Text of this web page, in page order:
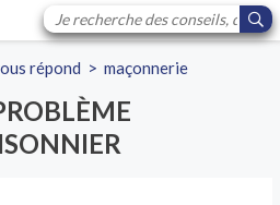
répond >maçonnerie